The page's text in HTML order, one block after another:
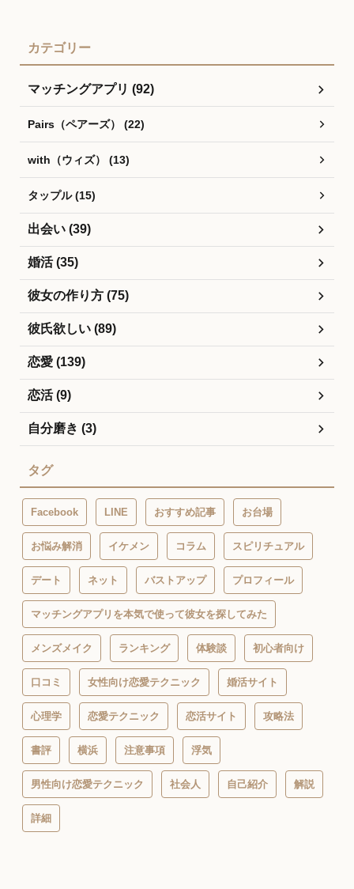
カテゴリー
マッチングアプリ (92)
Pairs（ペアーズ） (22)
with（ウィズ） (13)
タップル (15)
出会い (39)
婚活 (35)
彼女の作り方 (75)
彼氏欲しい (89)
恋愛 (139)
恋活 (9)
自分磨き (3)
タグ
Facebook LINE おすすめ記事 お台場
お悩み解消 イケメン コラム スピリチュアル
デート ネット バストアップ プロフィール
マッチングアプリを本気で使って彼女を探してみた
メンズメイク ランキング 体験談 初心者向け
口コミ 女性向け恋愛テクニック 婚活サイト
心理学 恋愛テクニック 恋活サイト 攻略法
書評 横浜 注意事項 浮気
男性向け恋愛テクニック 社会人 自己紹介 解説
詳細